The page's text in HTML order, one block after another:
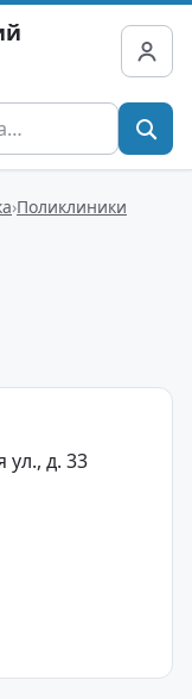
Поликлиники
ул., д. 33